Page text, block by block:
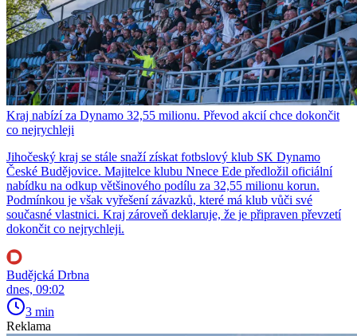
Kraj nabízí za Dynamo 32,55 milionu. Převod akcií chce dokončit
co nejrychleji
Jihočeský kraj se stále snaží získat fotbslový klub SK Dynamo
České Budějovice. Majitelce klubu Nnece Ede předložil oficiální
nabídku na odkup většinového podílu za 32,55 milionu korun.
Podmínkou je však vyřešení závazků, které má klub vůči své
současné vlastnici. Kraj zároveň deklaruje, že je připraven převzetí
dokončit co nejrychleji.
Budějcká Drbna
dnes, 09:02
3 min
Reklama